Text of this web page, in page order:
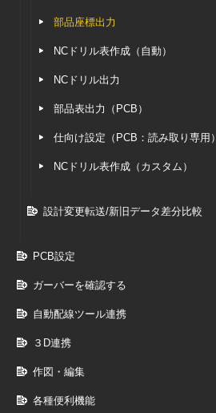
部品座標出力
NCドリル表作成（自動）
NCドリル出力
部品表出力（PCB）
仕向け設定（PCB：読み取り専用）
NCドリル表作成（カスタム）
設計変更転送/新旧データ差分比較
PCB設定
ガーバーを確認する
自動配線ツール連携
３D連携
作図・編集
各種便利機能